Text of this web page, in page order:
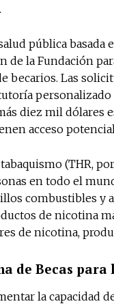
pública basada
de la Fundación
becarios. Las
diez mil dólares
acceso
(THR,
en todo el
combustibles y
de nicotina
de nicotina,
de Becas para
la